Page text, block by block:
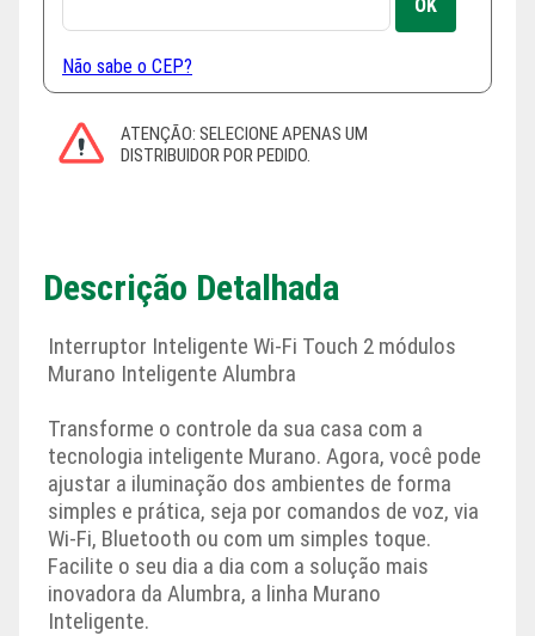
Não sabe o CEP?
Descrição Detalhada
Interruptor Inteligente Wi-Fi Touch 2 módulos
Murano Inteligente Alumbra
Transforme o controle da sua casa com a
tecnologia inteligente Murano. Agora, você pode
ajustar a iluminação dos ambientes de forma
simples e prática, seja por comandos de voz, via
Wi-Fi, Bluetooth ou com um simples toque.
Facilite o seu dia a dia com a solução mais
inovadora da Alumbra, a linha Murano
Inteligente.